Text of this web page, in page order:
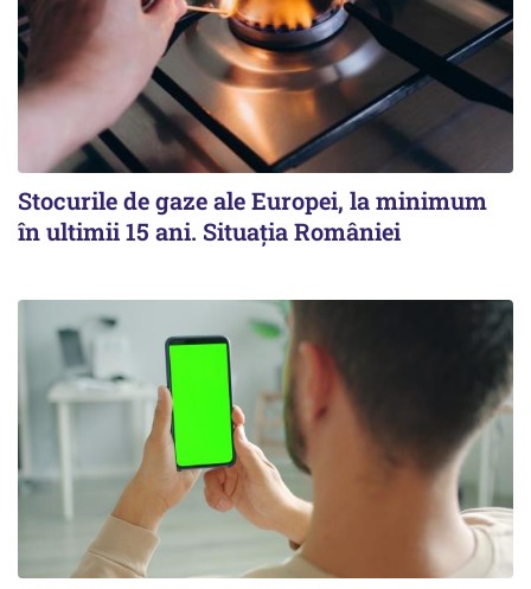
Stocurile de gaze ale Europei, la minimum
în ultimii 15 ani. Situația României